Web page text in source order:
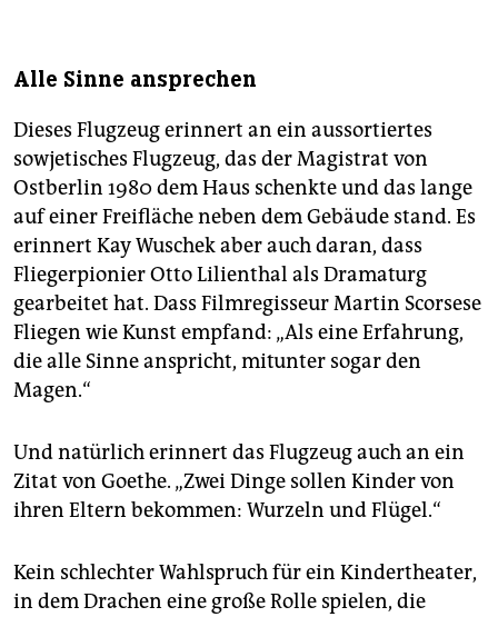
Alle Sinne ansprechen
Dieses Flugzeug erinnert an ein aussortiertes
sowjetisches Flugzeug, das der Magistrat von
Ostberlin 1980 dem Haus schenkte und das lange
auf einer Freifläche neben dem Gebäude stand. Es
erinnert Kay Wuschek aber auch daran, dass
Fliegerpionier Otto Lilienthal als Dramaturg
gearbeitet hat. Dass Filmregisseur Martin Scorsese
Fliegen wie Kunst empfand: „Als eine Erfahrung,
die alle Sinne anspricht, mitunter sogar den
Magen.“
Und natürlich erinnert das Flugzeug auch an ein
Zitat von Goethe. „Zwei Dinge sollen Kinder von
ihren Eltern bekommen: Wurzeln und Flügel.“
Kein schlechter Wahlspruch für ein Kindertheater,
in dem Drachen eine große Rolle spielen, die